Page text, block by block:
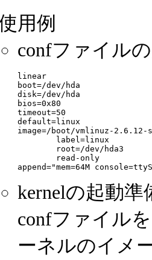
用例
confファイル
linear
boot=/dev/hda
disk=/dev/hda
bios=0x80
timeout=50
default=linux
image=/boot/vmlinuz-2.6.12-
        label=linux
        root=/dev/hda3
        read-only
kernelの起動準
confファイル
ーネルのイメ